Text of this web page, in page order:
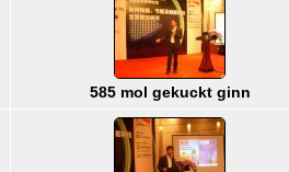
585 mol gekuckt ginn